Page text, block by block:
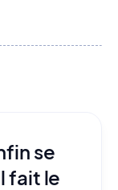
se
fait le